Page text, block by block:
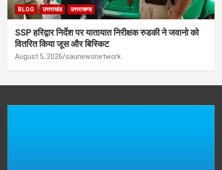
BLOG उत्तराखंड उत्तराखण्ड
SSP हरिद्वार निर्देश पर यातायात निरीक्षक रुडकी ने जवानो को
वितरित किया जूस और बिस्किट
August 5, 2026 saunewsnetwork